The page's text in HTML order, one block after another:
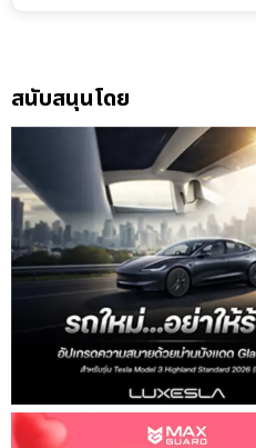
สนับสนุนโดย